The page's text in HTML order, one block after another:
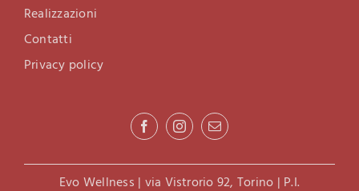
Realizzazioni
Contatti
Privacy policy
Evo Wellness | via Vistrorio 92, Torino | P.I.